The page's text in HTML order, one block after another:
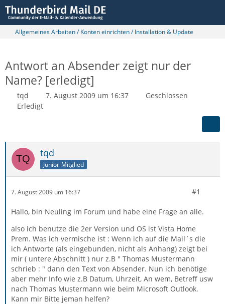
Allgemeines Arbeiten / Konten einrichten / Installation & Update
Antwort an Absender zeigt nur der
Name? [erledigt]
tqd 7. August 2009 um 16:37
Geschlossen
Erledigt
tqd
Junior-Mitglied
7. August 2009 um 16:37 #1
Hallo, bin Neuling im Forum und habe eine Frage an alle.
also ich benutze die 2er Version und OS ist Vista Home
Prem. Was ich vermische ist : Wenn ich auf die Mail´s die
ich Antworte (als eingebunden, nicht als Anhang) zeigt bei
mir ( untere Abschnitt ) nur z.B " Thomas Mustermann
schrieb : " dann den Text von Absender. Nun ich benötige
aber mehr Info wie z.B Datum, Uhrzeit, An wem, Betreff usw
nach Thomas Mustermann wie beim Microsoft Outlook.
Kann mir Bitte jeman helfen?